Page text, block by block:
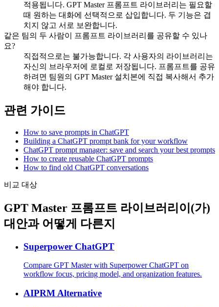
적용됩니다. GPT Master 프롬프트 라이브러리는 필요할
때 원하는 대화에 선택적으로 삽입합니다. 두 기능은 겹
치지 않고 서로 보완합니다.
같은 팀의 두 사람이 프롬프트 라이브러리를 공유할 수 있나
요?
직접적으로는 불가능합니다. 각 사용자의 라이브러리는
자신의 브라우저에 로컬로 저장됩니다. 프롬프트를 공유
하려면 팀원의 GPT Master 설치본에 직접 복사해서 추가
해야 합니다.
관련 가이드
How to save prompts in ChatGPT
Building a ChatGPT prompt bank for your workflow
ChatGPT prompt manager: save and search your best prompts
How to create reusable ChatGPT prompts
How to find old ChatGPT conversations
비교 대상
GPT Master 프롬프트 라이브러리이(가)
대안과 어떻게 다른지
Superpower ChatGPT
Compare GPT Master with Superpower ChatGPT on
workflow focus, pricing model, and organization features.
AIPRM Alternative